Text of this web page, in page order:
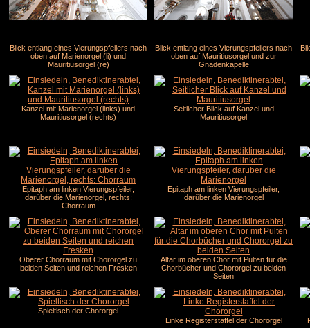
Blick entlang eines Vierungspfeilers nach
oben auf Marienorgel (li) und
Mauritiusorgel (re)
Blick entlang eines Vierungspfeilers nach
oben auf Mauritiusorgel und zur
Gnadenkapelle
Kanzel mit Marienorgel (links) und
Mauritiusorgel (rechts)
Seitlicher Blick auf Kanzel und
Mauritiusorgel
Epitaph am linken Vierungspfeiler,
darüber die Marienorgel, rechts:
Chorraum
Epitaph am linken Vierungspfeiler,
darüber die Marienorgel
Oberer Chorraum mit Chororgel zu
beiden Seiten und reichen Fresken
Altar im oberen Chor mit Pulten für die
Chorbücher und Chororgel zu beiden
Seiten
Spieltisch der Chororgel
Linke Registerstaffel der Chororgel